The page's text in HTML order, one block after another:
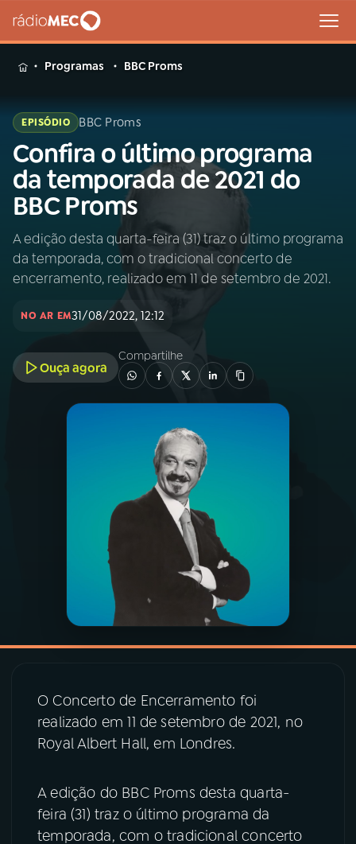
MENU
Buscar
na
Rádio
MEC
Buscar
Início AO VIVO
PODCASTS
VIDEOCASTS
YouTube Facebook
Instagram X
Programas BBC Proms
EPISÓDIO BBC Proms
Confira o último programa
da temporada de 2021 do
BBC Proms
A edição desta quarta-feira (31) traz o último programa
da temporada, com o tradicional concerto de
encerramento, realizado em 11 de setembro de 2021.
NO AR EM31/08/2022, 12:12
Ouça agora
Compartilhe
O Concerto de Encerramento foi
realizado em 11 de setembro de 2021, no
Royal Albert Hall, em Londres.
A edição do BBC Proms desta quarta-
feira (31) traz o último programa da
temporada, com o tradicional concerto